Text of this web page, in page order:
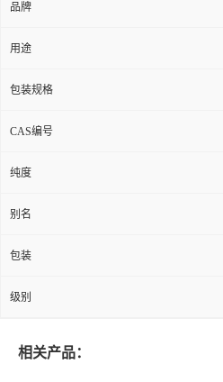
品牌
用途
包装规格
CAS编号
纯度
别名
包装
级别
相关产品：